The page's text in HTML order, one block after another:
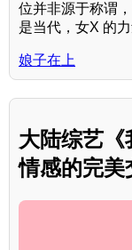
位并非源于称谓
是当代，女X 的
娘子在上
大陆综艺《
情感的完美